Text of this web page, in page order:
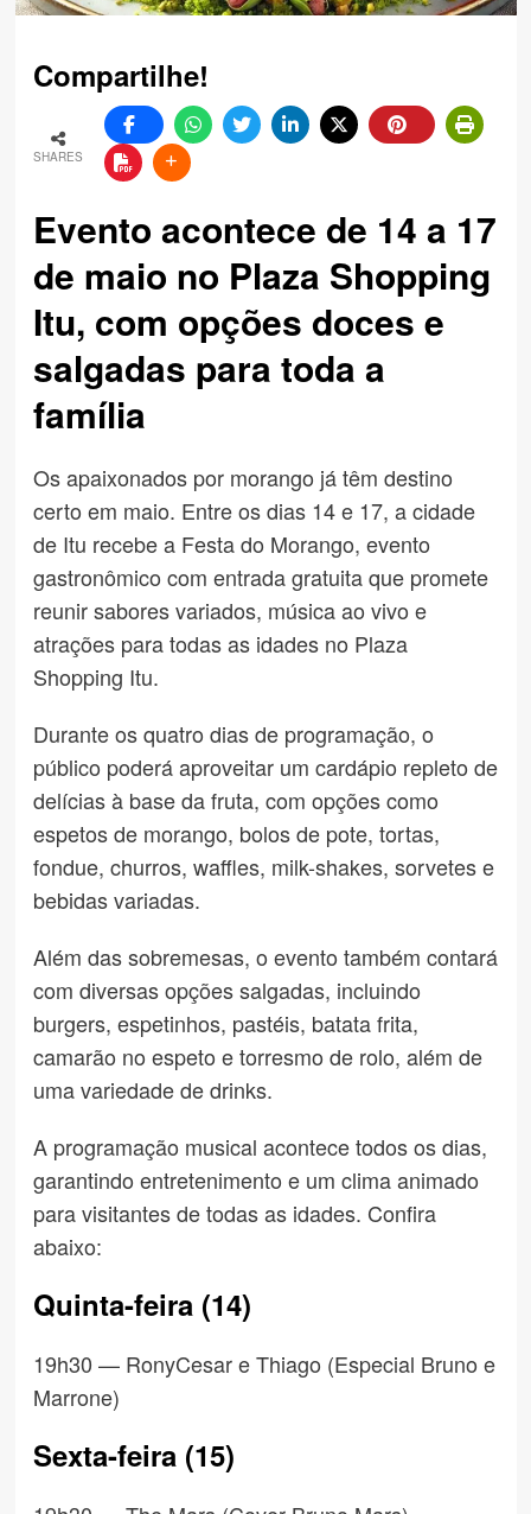
Compartilhe!
SHARES
Evento acontece de 14 a 17
de maio no Plaza Shopping
Itu, com opções doces e
salgadas para toda a
família
Os apaixonados por morango já têm destino
certo em maio. Entre os dias 14 e 17, a cidade
de Itu recebe a Festa do Morango, evento
gastronômico com entrada gratuita que promete
reunir sabores variados, música ao vivo e
atrações para todas as idades no Plaza
Shopping Itu.
Durante os quatro dias de programação, o
público poderá aproveitar um cardápio repleto de
delícias à base da fruta, com opções como
espetos de morango, bolos de pote, tortas,
fondue, churros, waffles, milk-shakes, sorvetes e
bebidas variadas.
Além das sobremesas, o evento também contará
com diversas opções salgadas, incluindo
burgers, espetinhos, pastéis, batata frita,
camarão no espeto e torresmo de rolo, além de
uma variedade de drinks.
A programação musical acontece todos os dias,
garantindo entretenimento e um clima animado
para visitantes de todas as idades. Confira
abaixo:
Quinta-feira (14)
19h30 — RonyCesar e Thiago (Especial Bruno e
Marrone)
Sexta-feira (15)